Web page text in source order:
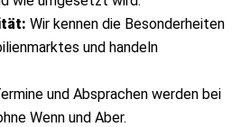
Wir kennen die Besonderheiten
und handeln
und Absprachen werden bei
Wenn und Aber.